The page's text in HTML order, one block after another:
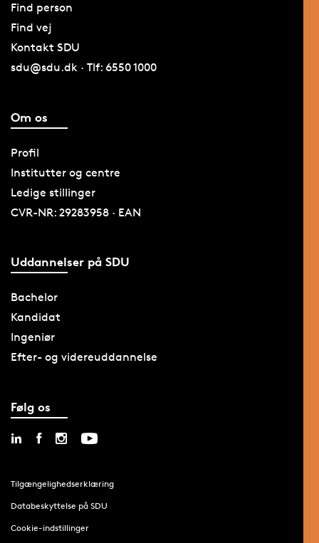
Find person
Find vej
Kontakt SDU
sdu@sdu.dk · Tlf: 6550 1000
Om os
Profil
Institutter og centre
Ledige stillinger
CVR-NR: 29283958 · EAN
Uddannelser på SDU
Bachelor
Kandidat
Ingeniør
Efter- og videreuddannelse
Følg os
Tilgængelighedserklæring
Databeskyttelse på SDU
Cookie-indstillinger